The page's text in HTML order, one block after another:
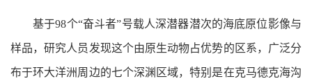
基于98个“奋斗者”号载人深潜器潜次的海底原位影像与
样品，研究人员发现这个由原生动物占优势的区系，广泛分
布于环大洋洲周边的七个深渊区域，特别是在克马德克海沟